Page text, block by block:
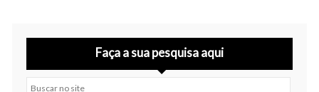
Faça a sua pesquisa aqui
Buscar no site